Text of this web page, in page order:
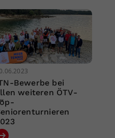
Bewerbe bei
weiteren ÖTV-